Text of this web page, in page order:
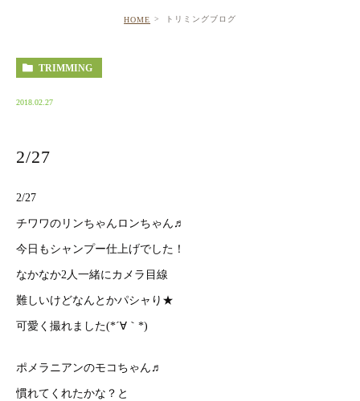
HOME トリミングブログ
TRIMMING
2018.02.27
2/27
2/27
チワワのリンちゃんロンちゃん♬
今日もシャンプー仕上げでした！
なかなか2人一緒にカメラ目線
難しいけどなんとかパシャり★
可愛く撮れました(*´∀｀*)
ポメラニアンのモコちゃん♬
慣れてくれたかな？と